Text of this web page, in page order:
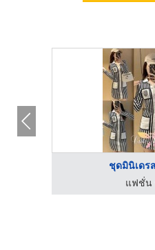
ชุดมินิเดร
แฟชั่น